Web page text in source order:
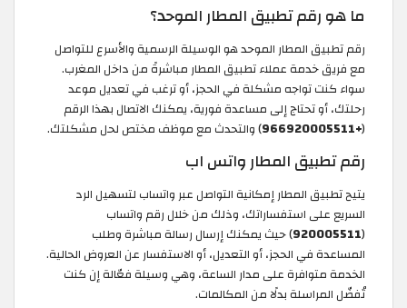
ما هو رقم تطبيق المطار الموحد؟
رقم تطبيق المطار الموحد هو الوسيلة الرسمية والأسرع للتواصل
مع فريق خدمة عملاء تطبيق المطار مباشرةً من داخل المغرب.
سواء كنت تواجه مشكلة في الحجز، أو ترغب في تعديل موعد
رحلتك، أو تحتاج إلى مساعدة فورية، يمكنك الاتصال بهذا الرقم
(
+966920005511 ) والتحدث مع موظف مختص لحل مشكلتك.
رقم تطبيق المطار واتس اب
يتيح تطبيق المطار إمكانية التواصل عبر واتساب لتسهيل الرد
السريع على استفساراتك، وذلك من خلال رقم واتساب
(
920005511) حيث يمكنك إرسال رسالة مباشرة وطلب
المساعدة في الحجز، أو التعديل، أو الاستفسار عن العروض الحالية.
الخدمة متوافرة على مدار الساعة، وهي وسيلة فعّالة إن كنت
تُفضّل المراسلة بدلًا من المكالمات.